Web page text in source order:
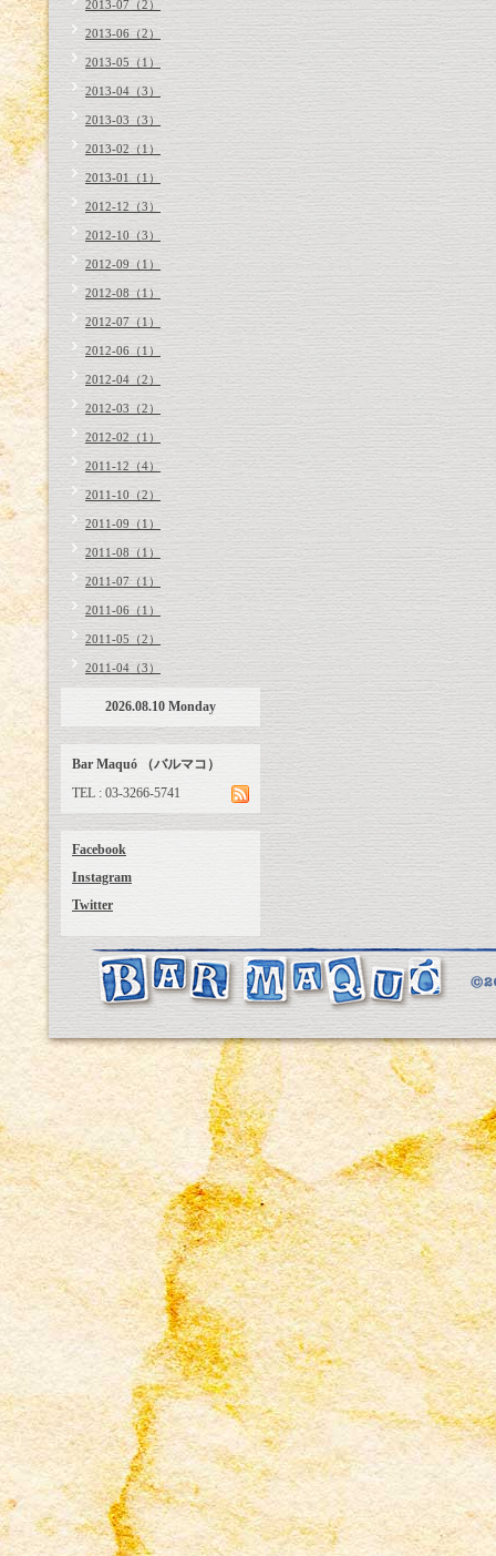
2013-07（2）
2013-06（2）
2013-05（1）
2013-04（3）
2013-03（3）
2013-02（1）
2013-01（1）
2012-12（3）
2012-10（3）
2012-09（1）
2012-08（1）
2012-07（1）
2012-06（1）
2012-04（2）
2012-03（2）
2012-02（1）
2011-12（4）
2011-10（2）
2011-09（1）
2011-08（1）
2011-07（1）
2011-06（1）
2011-05（2）
2011-04（3）
2026.08.10 Monday
Bar Maquó （バルマコ）
TEL : 03-3266-5741
Facebook
Instagram
Twitter